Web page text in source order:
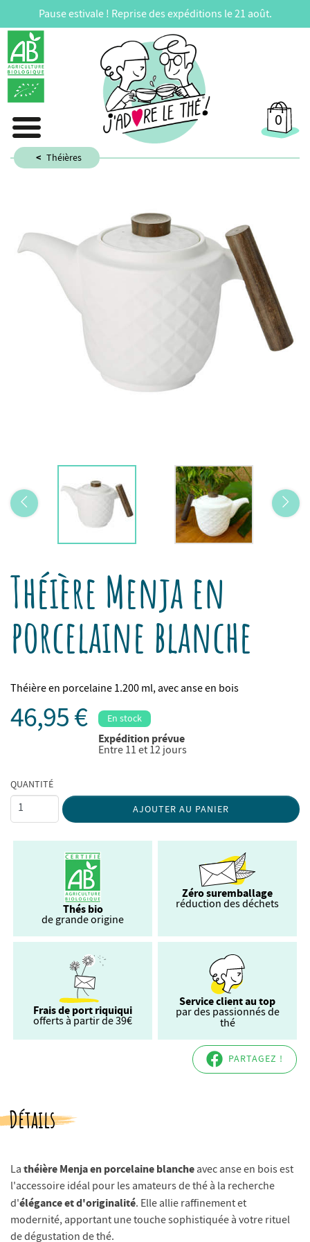
Pause estivale ! Reprise des expéditions le 21 août.
0
Théières
Théière Menja en
porcelaine blanche
Théière en porcelaine 1.200 ml, avec anse en bois
46,95 € En stock
Expédition prévue
Entre 11 et 12 jours
QUANTITÉ
AJOUTER AU PANIER
Thés bio
de grande origine
Zéro suremballage
réduction des déchets
Frais de port riquiqui
offerts à partir de 39€
Service client au top
par des passionnés de
thé
PARTAGEZ !
Détails
La théière Menja en porcelaine blanche avec anse en bois est
l'accessoire idéal pour les amateurs de thé à la recherche
d'élégance et d'originalité. Elle allie raffinement et
modernité, apportant une touche sophistiquée à votre rituel
de dégustation de thé.